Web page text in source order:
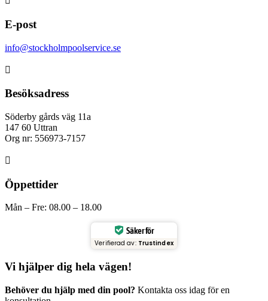
E-post
info@stockholmpoolservice.se

Besöksadress
Söderby gårds väg 11a
147 60 Uttran
Org nr: 556973-7157

Öppettider
Mån – Fre: 08.00 – 18.00
Säker för
Verifierad av: Trustindex
Vi hjälper dig hela vägen!
Behöver du hjälp med din pool? Kontakta oss idag för en